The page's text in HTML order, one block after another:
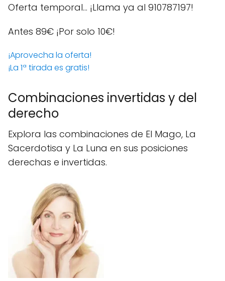
Oferta temporal… ¡Llama ya al 910787197!
Antes 89€ ¡Por solo 10€!
¡Aprovecha la oferta!
¡La 1ª tirada es gratis!
Combinaciones invertidas y del
derecho
Explora las combinaciones de El Mago, La
Sacerdotisa y La Luna en sus posiciones
derechas e invertidas.